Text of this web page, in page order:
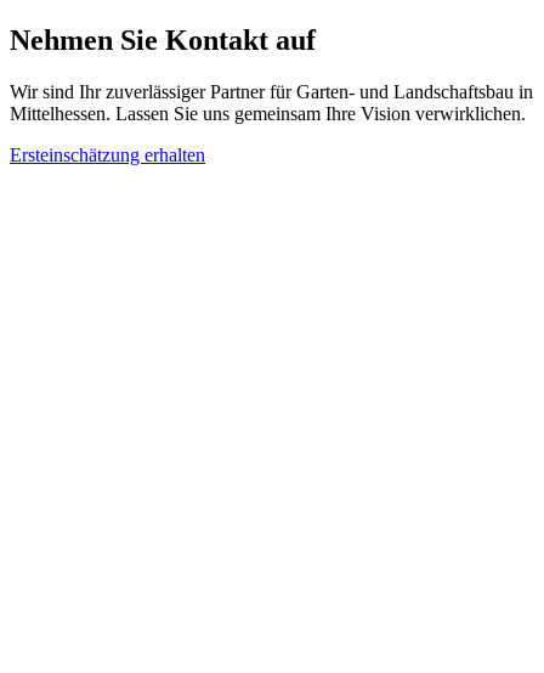
Nehmen Sie Kontakt auf
Wir sind Ihr zuverlässiger Partner für Garten- und Landschaftsbau in
Mittelhessen. Lassen Sie uns gemeinsam Ihre Vision verwirklichen.
Ersteinschätzung erhalten